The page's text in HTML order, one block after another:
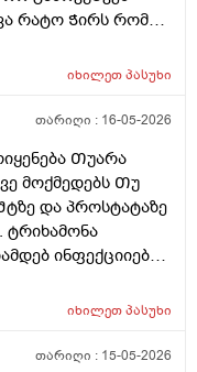
მეწევა და როცა
და მიდგება
მტკიოდა ამ
არაფერი
დაარც
მოვᲨარდე ასოს
არადა
არ მოდიოდა
და ნევროზის
ნევროზის
Თავი 6Თვეა
რატო Ჭირს რომ
ᲨეიᲫლება Თუარა
ბუᲨტის ან ურეᲗრის
სხვადასხვა
ქლამიდია
ბაქტერიულ
იხილეთპასუხი
თარიღი : 16-05-2026
Თუარა
მოქმედებს Თუ
და პროსტატაზე
ტრიხამონა
ინფექციიებზე
იხილეთპასუხი
თარიღი : 15-05-2026